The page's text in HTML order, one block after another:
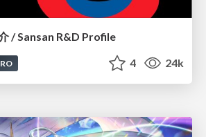
/ Sansan R&D Profile
4 24k